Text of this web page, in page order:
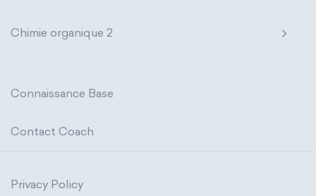
Chimie organique 2
Connaissance Base
Contact Coach
Privacy Policy